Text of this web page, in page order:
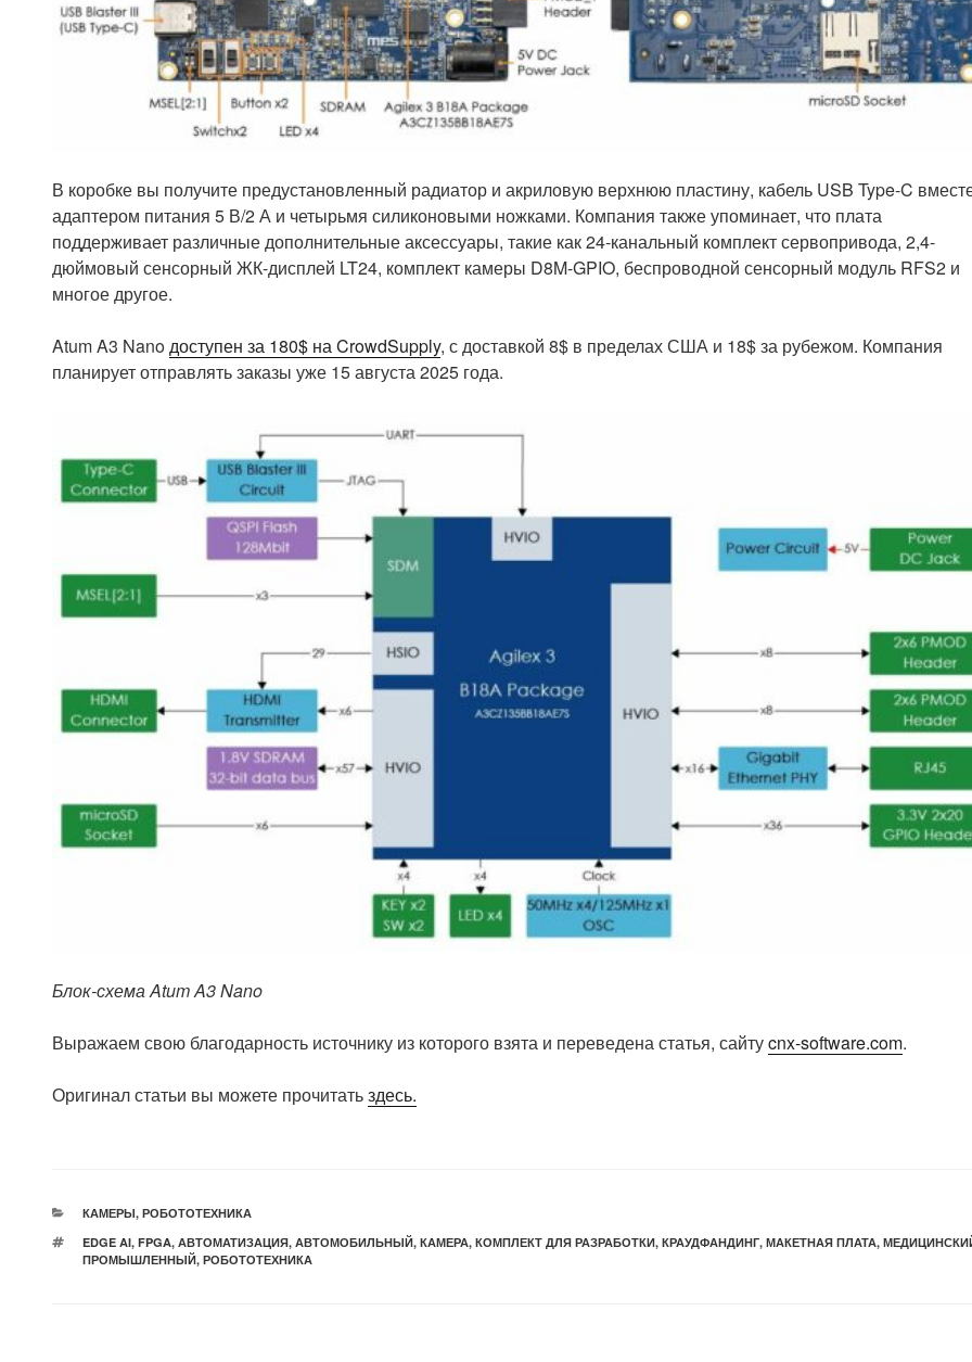
В коробке вы получите предустановленный радиатор и акриловую верхнюю пластину, кабель USB Type-C
адаптером питания 5 В/2 А и четырьмя силиконовыми ножками. Компания также упоминает, что плата
поддерживает различные дополнительные аксессуары, такие как 24-канальный комплект сервопривода, 2,4-
дюймовый сенсорный ЖК-дисплей LT24, комплект камеры D8M-GPIO, беспроводной сенсорный модуль RFS2 и
многое другое.
Atum A3 Nanoдоступен за 180$ на CrowdSupply, с доставкой 8$ в пределах США и 18$ за рубежом. Компания
планирует отправлять заказы уже 15 августа 2025 года.
Блок-схема Atum A3 Nano
Выражаем свою благодарность источнику из которого взята и переведена статья, сайтуcnx-software.com.
Оригинал статьи вы можете прочитатьздесь.
РУБРИКИ
КАМЕРЫ, РОБОТОТЕХНИКА
МЕТКИ
EDGE AI, FPGA, АВТОМАТИЗАЦИЯ, АВТОМОБИЛЬНЫЙ, КАМЕРА, КОМПЛЕКТ ДЛЯ РАЗРАБОТКИ, КРАУДФАНДИНГ, МАКЕТНАЯ ПЛАТА,
ПРОМЫШЛЕННЫЙ, РОБОТОТЕХНИКА